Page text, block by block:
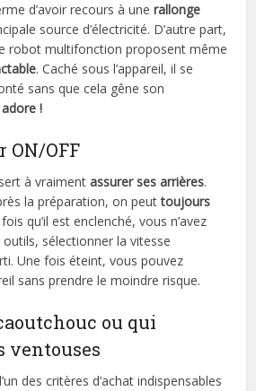
d’avoir recours à unerallonge
source d’électricité. D’autre part,
robot multifonction proposent même
. Caché sous l’appareil, il se
sans que cela gêne son
!
ON/OFF
à vraimentassurer ses arrières.
la préparation, on peuttoujours
qu’il est enclenché, vous n’avez
outils, sélectionner la vitesse
Une fois éteint, vous pouvez
sans prendre le moindre risque.
ou qui
ventouses
des critères d’achat indispensables